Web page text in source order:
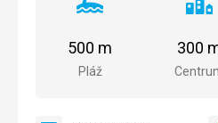
Vzdialenosť
pláže
Pláž
500 m 300